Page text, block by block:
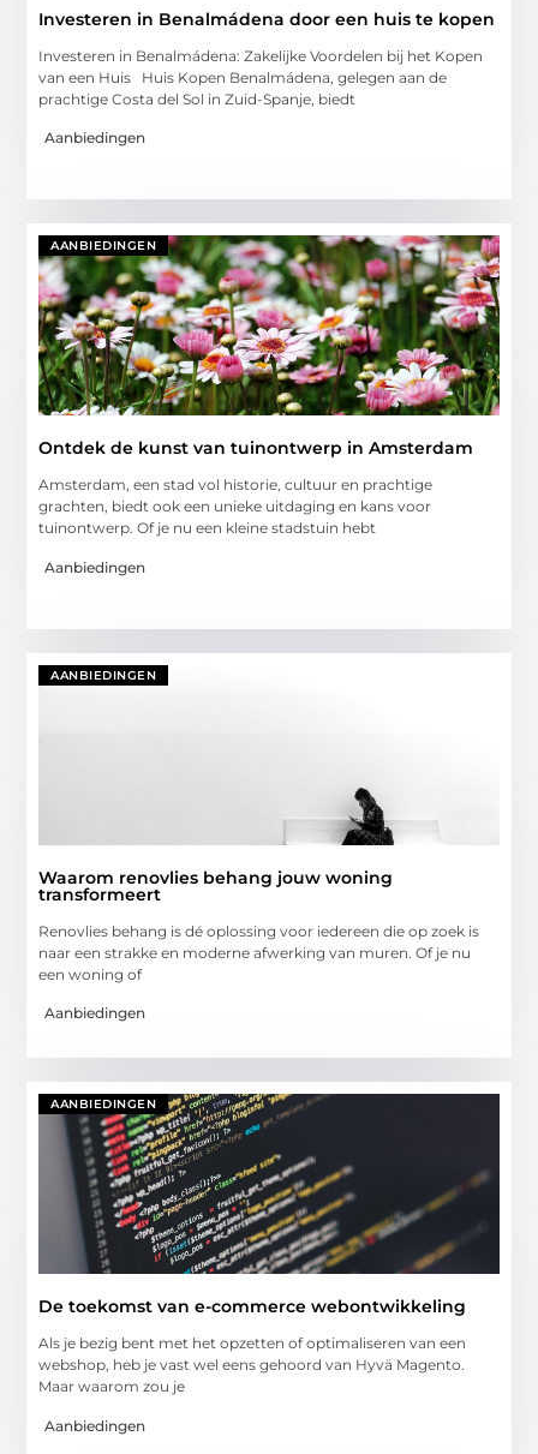
Investeren in Benalmádena door een huis te kopen
Investeren in Benalmádena: Zakelijke Voordelen bij het Kopen
van een Huis Huis Kopen Benalmádena, gelegen aan de
prachtige Costa del Sol in Zuid-Spanje, biedt
Aanbiedingen
AANBIEDINGEN
Ontdek de kunst van tuinontwerp in Amsterdam
Amsterdam, een stad vol historie, cultuur en prachtige
grachten, biedt ook een unieke uitdaging en kans voor
tuinontwerp. Of je nu een kleine stadstuin hebt
Aanbiedingen
AANBIEDINGEN
Waarom renovlies behang jouw woning
transformeert
Renovlies behang is dé oplossing voor iedereen die op zoek is
naar een strakke en moderne afwerking van muren. Of je nu
een woning of
Aanbiedingen
AANBIEDINGEN
De toekomst van e-commerce webontwikkeling
Als je bezig bent met het opzetten of optimaliseren van een
webshop, heb je vast wel eens gehoord van Hyvä Magento.
Maar waarom zou je
Aanbiedingen